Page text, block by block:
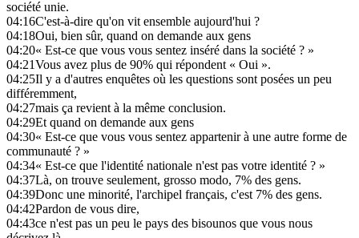
société unie.
04:16C'est-à-dire qu'on vit ensemble aujourd'hui ?
04:18Oui, bien sûr, quand on demande aux gens
04:20« Est-ce que vous vous sentez inséré dans la société ? »
04:21Vous avez plus de 90% qui répondent « Oui ».
04:25Il y a d'autres enquêtes où les questions sont posées un peu
différemment,
04:27mais ça revient à la même conclusion.
04:29Et quand on demande aux gens
04:30« Est-ce que vous vous sentez appartenir à une autre forme de
communauté ? »
04:34« Est-ce que l'identité nationale n'est pas votre identité ? »
04:37Là, on trouve seulement, grosso modo, 7% des gens.
04:39Donc une minorité, l'archipel français, c'est 7% des gens.
04:42Pardon de vous dire,
04:43ce n'est pas un peu le pays des bisounos que vous nous